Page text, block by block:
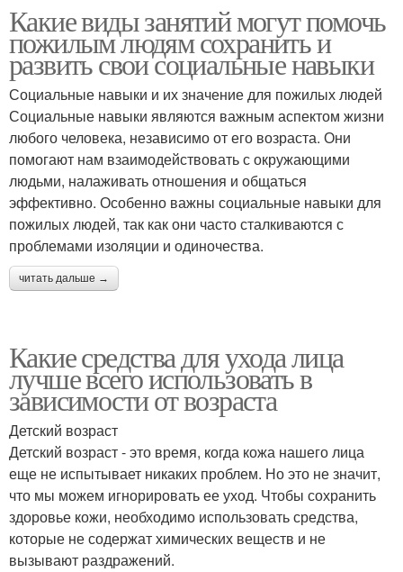
Какие виды занятий могут помочь
пожилым людям сохранить и
развить свои социальные навыки
Социальные навыки и их значение для пожилых людей
Социальные навыки являются важным аспектом жизни
любого человека, независимо от его возраста. Они
помогают нам взаимодействовать с окружающими
людьми, налаживать отношения и общаться
эффективно. Особенно важны социальные навыки для
пожилых людей, так как они часто сталкиваются с
проблемами изоляции и одиночества.
читать дальше →
Какие средства для ухода лица
лучше всего использовать в
зависимости от возраста
Детский возраст
Детский возраст - это время, когда кожа нашего лица
еще не испытывает никаких проблем. Но это не значит,
что мы можем игнорировать ее уход. Чтобы сохранить
здоровье кожи, необходимо использовать средства,
которые не содержат химических веществ и не
вызывают раздражений.